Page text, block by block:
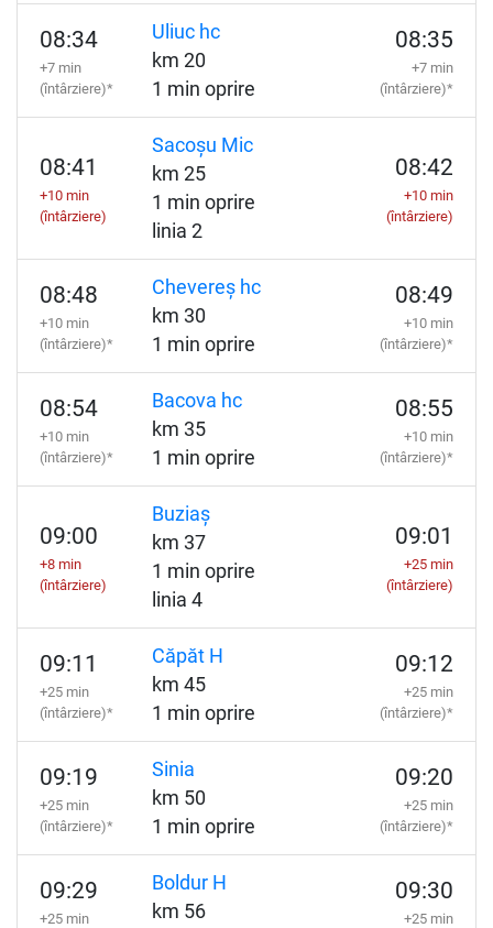
08:34
+7 min
(întârziere)*
Uliuc hc
km 20
1 min oprire
08:35
+7 min
(întârziere)*
08:41
+10 min
(întârziere)
Sacoșu Mic
km 25
1 min oprire
linia 2
08:42
+10 min
(întârziere)
08:48
+10 min
(întârziere)*
Chevereș hc
km 30
1 min oprire
08:49
+10 min
(întârziere)*
08:54
+10 min
(întârziere)*
Bacova hc
km 35
1 min oprire
08:55
+10 min
(întârziere)*
09:00
+8 min
(întârziere)
Buziaș
km 37
1 min oprire
linia 4
09:01
+25 min
(întârziere)
09:11
+25 min
(întârziere)*
Căpăt H
km 45
1 min oprire
09:12
+25 min
(întârziere)*
09:19
+25 min
(întârziere)*
Sinia
km 50
1 min oprire
09:20
+25 min
(întârziere)*
09:29
+25 min
Boldur H
km 56
09:30
+25 min